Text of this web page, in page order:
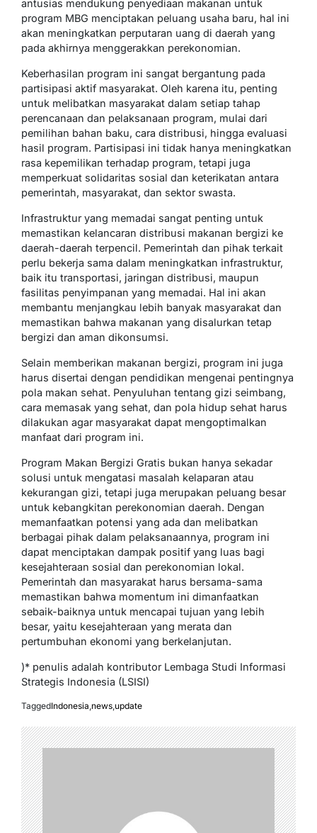
antusias mendukung penyediaan makanan untuk
program MBG menciptakan peluang usaha baru, hal ini
akan meningkatkan perputaran uang di daerah yang
pada akhirnya menggerakkan perekonomian.
Keberhasilan program ini sangat bergantung pada
partisipasi aktif masyarakat. Oleh karena itu, penting
untuk melibatkan masyarakat dalam setiap tahap
perencanaan dan pelaksanaan program, mulai dari
pemilihan bahan baku, cara distribusi, hingga evaluasi
hasil program. Partisipasi ini tidak hanya meningkatkan
rasa kepemilikan terhadap program, tetapi juga
memperkuat solidaritas sosial dan keterikatan antara
pemerintah, masyarakat, dan sektor swasta.
Infrastruktur yang memadai sangat penting untuk
memastikan kelancaran distribusi makanan bergizi ke
daerah-daerah terpencil. Pemerintah dan pihak terkait
perlu bekerja sama dalam meningkatkan infrastruktur,
baik itu transportasi, jaringan distribusi, maupun
fasilitas penyimpanan yang memadai. Hal ini akan
membantu menjangkau lebih banyak masyarakat dan
memastikan bahwa makanan yang disalurkan tetap
bergizi dan aman dikonsumsi.
Selain memberikan makanan bergizi, program ini juga
harus disertai dengan pendidikan mengenai pentingnya
pola makan sehat. Penyuluhan tentang gizi seimbang,
cara memasak yang sehat, dan pola hidup sehat harus
dilakukan agar masyarakat dapat mengoptimalkan
manfaat dari program ini.
Program Makan Bergizi Gratis bukan hanya sekadar
solusi untuk mengatasi masalah kelaparan atau
kekurangan gizi, tetapi juga merupakan peluang besar
untuk kebangkitan perekonomian daerah. Dengan
memanfaatkan potensi yang ada dan melibatkan
berbagai pihak dalam pelaksanaannya, program ini
dapat menciptakan dampak positif yang luas bagi
kesejahteraan sosial dan perekonomian lokal.
Pemerintah dan masyarakat harus bersama-sama
memastikan bahwa momentum ini dimanfaatkan
sebaik-baiknya untuk mencapai tujuan yang lebih
besar, yaitu kesejahteraan yang merata dan
pertumbuhan ekonomi yang berkelanjutan.
)* penulis adalah kontributor Lembaga Studi Informasi
Strategis Indonesia (LSISI)
TaggedIndonesia news update